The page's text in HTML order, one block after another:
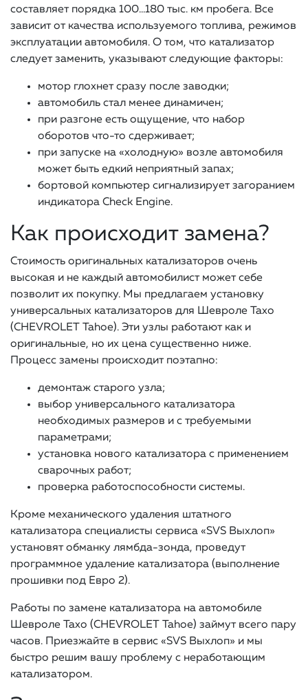
составляет порядка 100…180 тыс. км пробега. Все
зависит от качества используемого топлива, режимов
эксплуатации автомобиля. О том, что катализатор
следует заменить, указывают следующие факторы:
мотор глохнет сразу после заводки;
автомобиль стал менее динамичен;
при разгоне есть ощущение, что набор
оборотов что-то сдерживает;
при запуске на «холодную» возле автомобиля
может быть едкий неприятный запах;
бортовой компьютер сигнализирует загоранием
индикатора Check Engine.
Как происходит замена?
Стоимость оригинальных катализаторов очень
высокая и не каждый автомобилист может себе
позволит их покупку. Мы предлагаем установку
универсальных катализаторов для Шевроле Тахо
(CHEVROLET Tahoe). Эти узлы работают как и
оригинальные, но их цена существенно ниже.
Процесс замены происходит поэтапно:
демонтаж старого узла;
выбор универсального катализатора
необходимых размеров и с требуемыми
параметрами;
установка нового катализатора с применением
сварочных работ;
проверка работоспособности системы.
Кроме механического удаления штатного
катализатора специалисты сервиса «SVS Выхлоп»
установят обманку лямбда-зонда, проведут
программное удаление катализатора (выполнение
прошивки под Евро 2).
Работы по замене катализатора на автомобиле
Шевроле Тахо (CHEVROLET Tahoe) займут всего пару
часов. Приезжайте в сервис «SVS Выхлоп» и мы
быстро решим вашу проблему с неработающим
катализатором.